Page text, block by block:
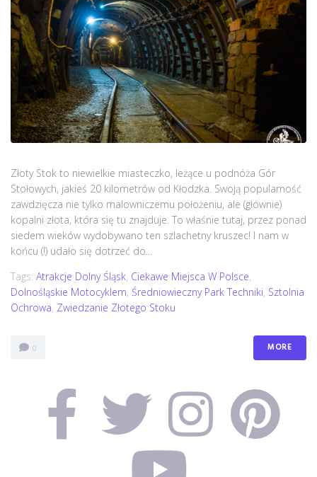
Złoty Stok to niewielkie miasteczko, leżące u podnóża Gór
Stołowych, jakieś 20 kilometrów od Kłodzka. Swoją popularność
zawdzięcza nie tylko malowniczemu położeniu, ale (głównie)
kopalni złota, która się tu znajduje. To właśnie tutaj, przez ponad
siedem wieków wydobywano ten szlachetny kruszec! I nam w
końcu (!) udało się dotrzeć do...
Tags: Atrakcje Dolny Śląsk, Ciekawe Miejsca W Polsce,
Dolnośląskie Motocyklem, Średniowieczny Park Techniki, Sztolnia
Ochrowa, Zwiedzanie Złotego Stoku
0 MORE